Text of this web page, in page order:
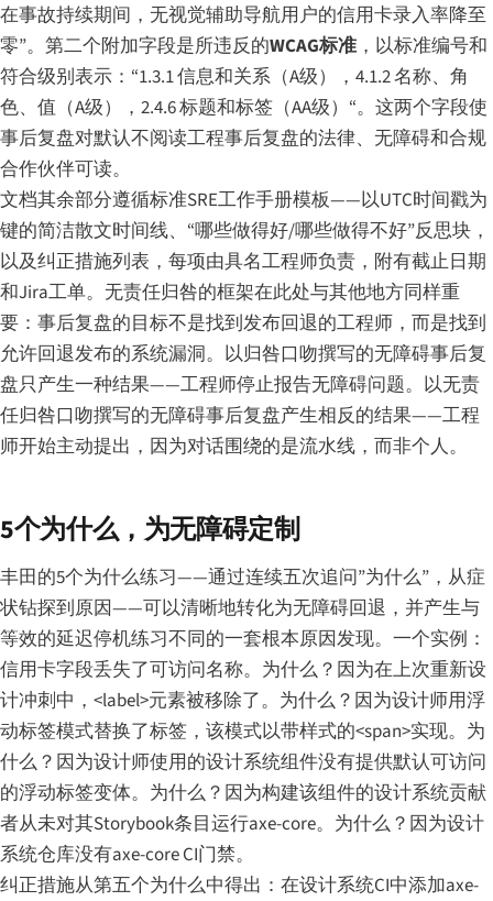
在事故持续期间，无视觉辅助导航用户的信用卡录入率降至
零”。第二个附加字段是所违反的WCAG标准 ，以标准编号和
符合级别表示：“1.3.1 信息和关系（A级），4.1.2 名称、角
色、值（A级），2.4.6 标题和标签（AA级）“。这两个字段使
事后复盘对默认不阅读工程事后复盘的法律、无障碍和合规
合作伙伴可读。
文档其余部分遵循标准SRE工作手册模板——以UTC时间戳为
键的简洁散文时间线、“哪些做得好/哪些做得不好”反思块，
以及纠正措施列表，每项由具名工程师负责，附有截止日期
和Jira工单。无责任归咎的框架在此处与其他地方同样重
要：事后复盘的目标不是找到发布回退的工程师，而是找到
允许回退发布的系统漏洞。以归咎口吻撰写的无障碍事后复
盘只产生一种结果——工程师停止报告无障碍问题。以无责
任归咎口吻撰写的无障碍事后复盘产生相反的结果——工程
师开始主动提出，因为对话围绕的是流水线，而非个人。
5个为什么，为无障碍定制
丰田的5个为什么练习——通过连续五次追问”为什么”，从症
状钻探到原因——可以清晰地转化为无障碍回退，并产生与
等效的延迟停机练习不同的一套根本原因发现。一个实例：
信用卡字段丢失了可访问名称。为什么？因为在上次重新设
计冲刺中，<label>元素被移除了。为什么？因为设计师用浮
动标签模式替换了标签，该模式以带样式的<span>实现。为
什么？因为设计师使用的设计系统组件没有提供默认可访问
的浮动标签变体。为什么？因为构建该组件的设计系统贡献
者从未对其Storybook条目运行axe-core。为什么？因为设计
系统仓库没有axe-core CI门禁。
纠正措施从第五个为什么中得出：在设计系统CI中添加axe-